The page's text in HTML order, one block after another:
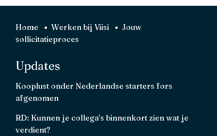
Home Werken bij Viisi
Jouw
sollicitatieproces
Updates
Kooplust onder Nederlandse starters fors
afgenomen
RD: Kunnen je collega’s binnenkort zien wat je
verdient?